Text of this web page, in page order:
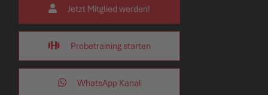
Jetzt Mitglied werden!
Probetraining starten
WhatsApp Kanal